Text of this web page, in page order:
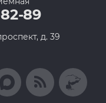
89
д. 39